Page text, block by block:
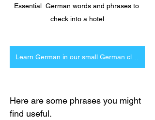
Essential  German words and phrases to
check into a hotel
Here are some phrases you might
find useful.